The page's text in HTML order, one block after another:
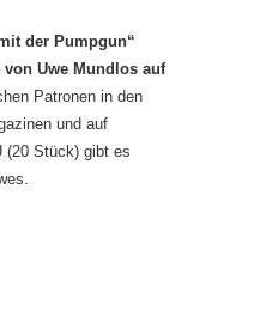
der Pumpgun“
Uwe Mundlos auf
Patronen in den
und auf
(20 Stück) gibt es